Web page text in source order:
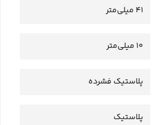
41 میلی‌متر
10 میلی‌متر
پلاستیک فشرده
پلاستیک